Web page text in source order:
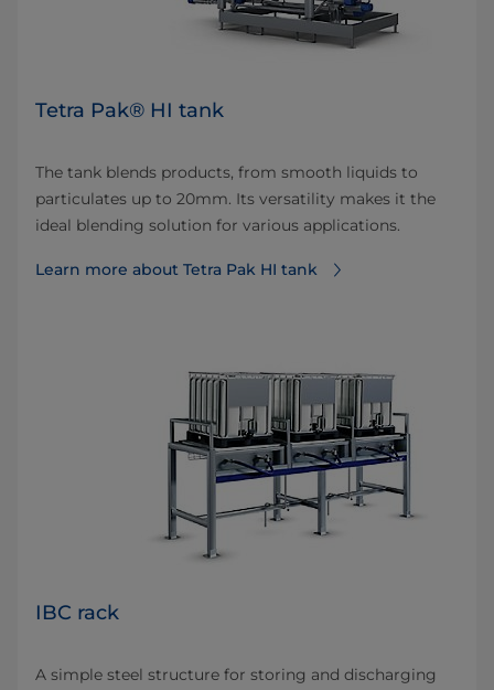
Tetra Pak® HI tank
The tank blends products, from smooth liquids to
particulates up to 20mm. Its versatility makes it the
ideal blending solution for various applications.
Learn more about Tetra Pak HI tank
IBC rack
A simple steel structure for storing and discharging